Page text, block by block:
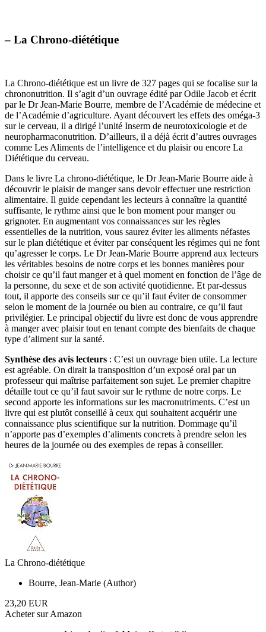
– La Chrono-diététique
La Chrono-diététique est un livre de 327 pages qui se focalise sur la
chrononutrition. Il s’agit d’un ouvrage édité par Odile Jacob et écrit
par le Dr Jean-Marie Bourre, membre de l’Académie de médecine et
de l’Académie d’agriculture. Ayant découvert les effets des oméga-3
sur le cerveau, il a dirigé l’unité Inserm de neurotoxicologie et de
neuropharmaconutrition. D’ailleurs, il a déjà écrit d’autres ouvrages
comme Les Aliments de l’intelligence et du plaisir ou encore La
Diététique du cerveau.
Dans le livre La chrono-diététique, le Dr Jean-Marie Bourre aide à
découvrir le plaisir de manger sans devoir effectuer une restriction
alimentaire. Il guide cependant les lecteurs à connaître la quantité
suffisante, le rythme ainsi que le bon moment pour manger ou
grignoter. En augmentant vos connaissances sur les règles
essentielles de la nutrition, vous saurez éviter les aliments néfastes
sur le plan diététique et éviter par conséquent les régimes qui ne font
qu’agresser le corps. Le Dr Jean-Marie Bourre apprend aux lecteurs
les véritables besoins de notre corps et les bonnes manières pour
choisir ce qu’il faut manger et à quel moment en fonction de l’âge de
la personne, du sexe et de son activité quotidienne. Et par-dessus
tout, il apporte des conseils sur ce qu’il faut éviter de consommer
selon le moment de la journée ou bien au contraire, ce qu’il faut
privilégier. Le principal objectif du livre est donc de vous apprendre
à manger avec plaisir tout en tenant compte des bienfaits de chaque
type d’aliment sur la santé.
Synthèse des avis lecteurs : C’est un ouvrage bien utile. La lecture
est agréable. On dirait la transposition d’un exposé oral par un
professeur qui maîtrise parfaitement son sujet. Le premier chapitre
détaille tout ce qu’il faut savoir sur le rythme de notre corps. Le
second apporte les informations sur les macronutriments. C’est un
livre qui est plutôt conseillé à ceux qui souhaitent acquérir une
connaissance plus scientifique sur la nutrition. Dommage qu’il
n’apporte pas d’exemples d’aliments concrets à prendre selon les
heures de la journée ou des exemples de repas à conseiller.
La Chrono-diététique
Bourre, Jean-Marie (Author)
23,20 EUR
Acheter sur Amazon